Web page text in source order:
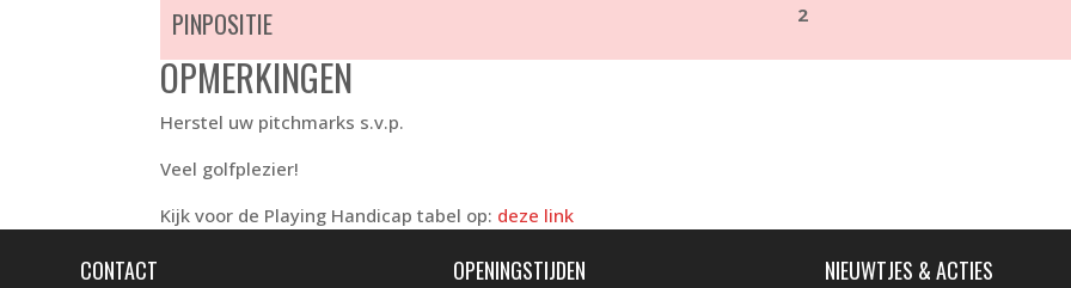
PINPOSITIE 2
OPMERKINGEN
Herstel uw pitchmarks s.v.p.
Veel golfplezier!
Kijk voor de Playing Handicap tabel op: deze link
CONTACT OPENINGSTIJDEN NIEUWTJES & ACTIES